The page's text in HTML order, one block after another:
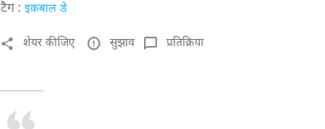
टैग : इक़बाल डे
शेयर कीजिए सुझाव प्रतिक्रिया